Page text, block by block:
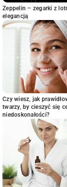
Zeppelin – zegarki z
elegancją
Czy wiesz, jak
twarzy, by cieszyć się
niedoskonałości?